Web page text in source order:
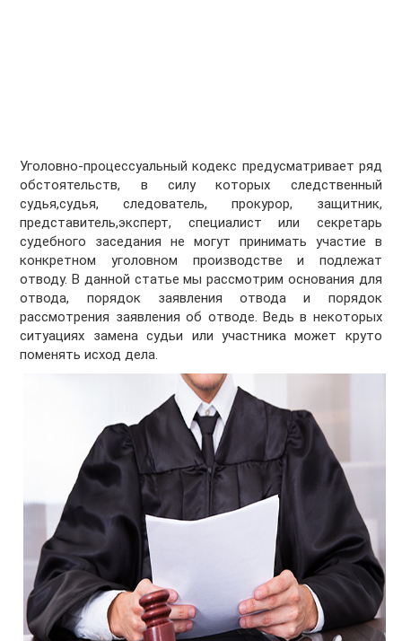
Уголовно-процессуальный кодекс предусматривает ряд
обстоятельств, в силу которых следственный
судья,судья, следователь, прокурор, защитник,
представитель,эксперт, специалист или секретарь
судебного заседания не могут принимать участие в
конкретном уголовном производстве и подлежат
отводу. В данной статье мы рассмотрим основания для
отвода, порядок заявления отвода и порядок
рассмотрения заявления об отводе. Ведь в некоторых
ситуациях замена судьи или участника может круто
поменять исход дела.